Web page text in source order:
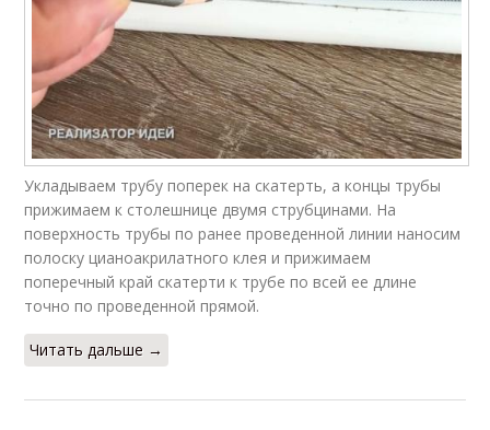
Укладываем трубу поперек на скатерть, а концы трубы
прижимаем к столешнице двумя струбцинами. На
поверхность трубы по ранее проведенной линии наносим
полоску цианоакрилатного клея и прижимаем
поперечный край скатерти к трубе по всей ее длине
точно по проведенной прямой.
Читать дальше →